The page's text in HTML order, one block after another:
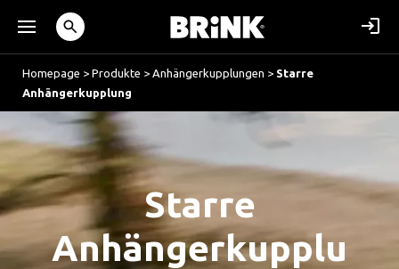
Homepage > Produkte > Anhängerkupplungen > Starre
Anhängerkupplung
Starre
Anhängerkupplu